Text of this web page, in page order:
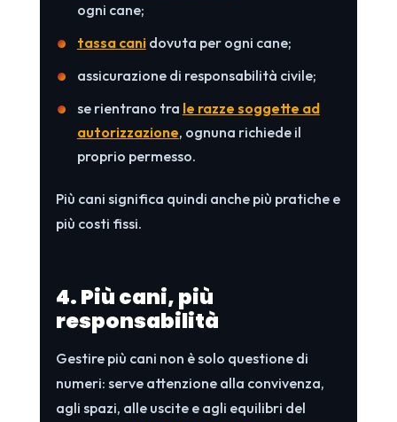
ogni cane;
tassa canidovuta per ogni cane;
assicurazione di responsabilità civile;
se rientrano tra le razze soggette ad
autorizzazione, ognuna richiede il
proprio permesso.
Più cani significa quindi anche più pratiche e
più costi fissi.
4. Più cani, più
responsabilità
Gestire più cani non è solo questione di
numeri: serve attenzione alla convivenza,
agli spazi, alle uscite e agli equilibri del